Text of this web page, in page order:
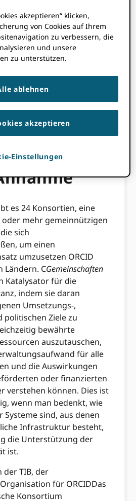
der Technischen
(TIB);Jan Dvořák, das
und
der Karlsuniversität;
Mejias, Engagement
Consortia Teams bei
von
es 24 Konsortien, eine
mehr gemeinnützigen
sich
um einen
umzusetzen ORCID
Ländern. CGemeinschaften
Katalysator für die
indem sie daran
Umsetzungs-,
politischen Ziele zu
bewährte
auszutauschen,
für alle
und die Auswirkungen
oder finanzierten
verstehen können. Dies ist
wenn man bedenkt, wie
Systeme sind, aus denen
Infrastruktur besteht,
die Unterstützung der
ist.
der TIB, der
für ORCIDDas
Konsortium
akzeptieren“ klicken,
von Cookies auf Ihrem
zu verbessern, die
und unsere
zu unterstützen.
ablehnen
akzeptieren
Einstellungen